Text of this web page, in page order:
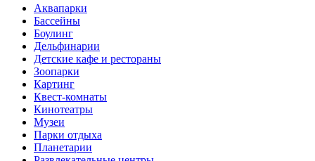
Аквапарки
Бассейны
Боулинг
Дельфинарии
Детские кафе и рестораны
Зоопарки
Картинг
Квест-комнаты
Кинотеатры
Музеи
Парки отдыха
Планетарии